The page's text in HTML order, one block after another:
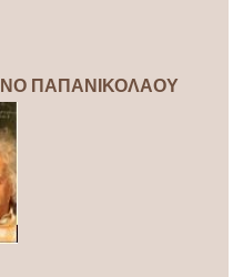
ΠΑΠΑΝΙΚΟΛΑΟΥ